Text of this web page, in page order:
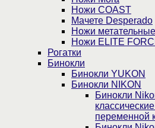
Ножи COAST
Мачете Desperado
Ножи метательные
Ножи ELITE
Рогатки
Бинокли
Бинокли YUKON
Бинокли NIKON
Бинокли
переменной